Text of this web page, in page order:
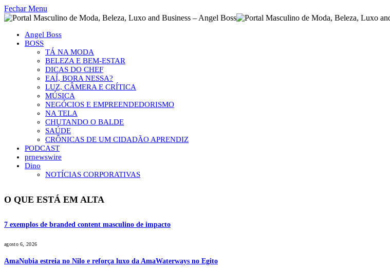
Fechar Menu
Angel Boss
BOSS
TÁ NA MODA
BELEZA E BEM-ESTAR
DICAS DO CHEF
EAÍ, BORA NESSA?
LUZ, CÂMERA E CRÍTICA
MÚSICA
NEGÓCIOS E EMPREENDEDORISMO
NA TELA
CHUTANDO O BALDE
SAÚDE
CRÔNICAS DE UM CIDADÃO APRENDIZ
PODCAST
prnewswire
Dino
NOTÍCIAS CORPORATIVAS
O QUE ESTÁ EM ALTA
7 exemplos de branded content masculino de impacto
agosto 6, 2026
AmaNubia estreia no Nilo e reforça luxo da AmaWaterways no Egito